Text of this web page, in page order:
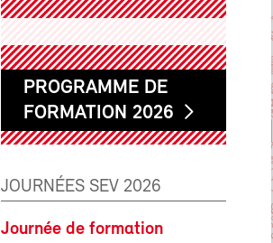
PROGRAMME DE
FORMATION 2026
JOURNÉES SEV 2026
Journée de formation